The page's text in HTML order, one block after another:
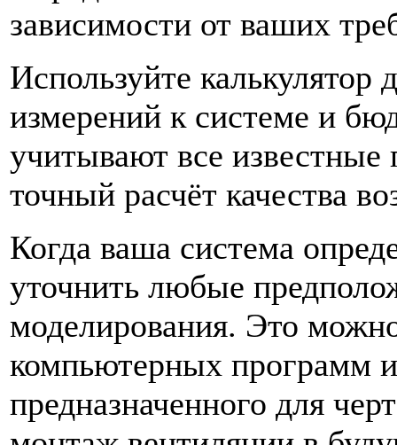
зависимости от ваших
Используйте калькулятор
измерений к системе и
учитывают все
точный расчёт качества
Когда ваша система
уточнить любые
моделирования. Это
компьютерных программ
предназначенного для